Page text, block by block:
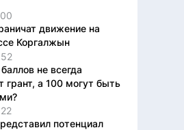
движение на
Коргалжын
не всегда
грант, а 100 могут быть
потенциал